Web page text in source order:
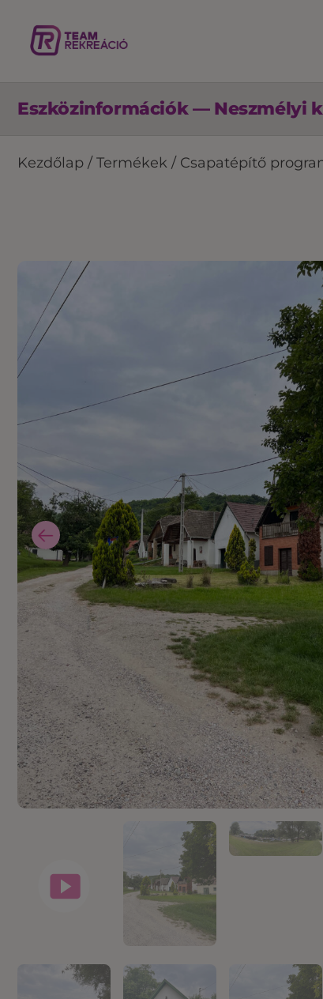
Eszközinformációk — Neszmélyi
Kezdőlap / Termékek / Csapatépítő